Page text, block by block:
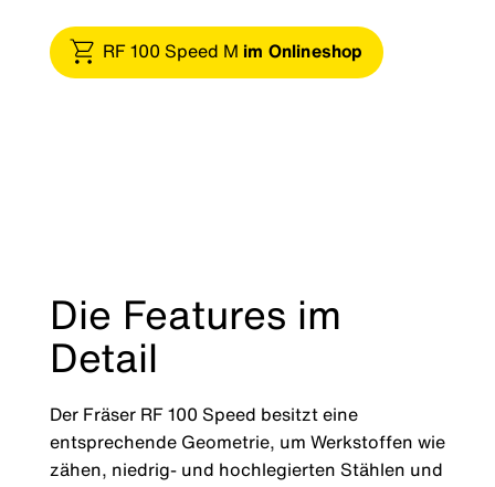
RF 100 Speed M im Onlineshop
Die Features im
Detail
Der Fräser RF 100 Speed besitzt eine
entsprechende Geometrie, um Werkstoffen wie
zähen, niedrig- und hochlegierten Stählen und